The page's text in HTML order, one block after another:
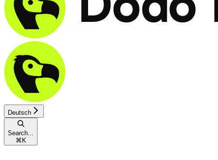
Deutsch
Search...
⌘ K